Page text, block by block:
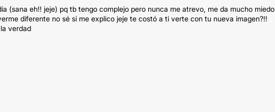
(sana eh!! jeje) pq tb tengo complejo pero nunca me atrevo, me da mucho miedo
diferente no sé si me explico jeje te costó a ti verte con tu nueva imagen?!!
verdad